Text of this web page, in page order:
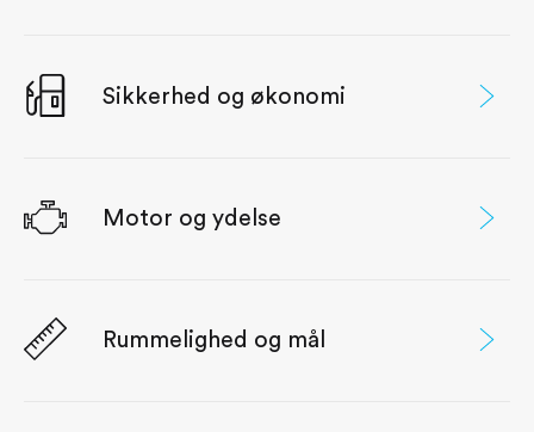
Sikkerhed og økonomi
Motor og ydelse
Rummelighed og mål